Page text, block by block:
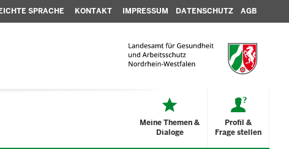
SPRACHE KONTAKT IMPRESSUM DATENSCHUTZ AGB
Profil &
Frage stellen
Meine Themen &
Dialoge